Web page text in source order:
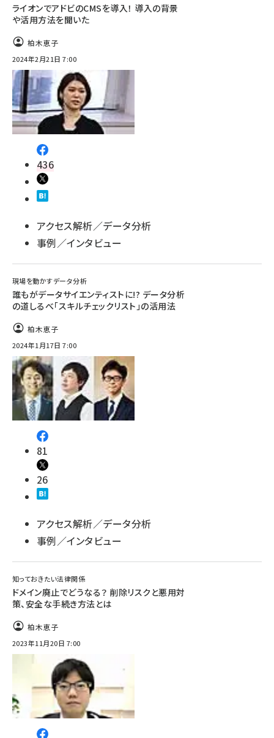
ライオンでアドビのCMSを導入！ 導入の背景
や活用方法を聞いた
柏木恵子
2024年2月21日 7:00
436
アクセス解析／データ分析
事例／インタビュー
現場を動かすデータ分析
誰もがデータサイエンティストに!? データ分析
の道しるべ「スキルチェックリスト」の活用法
柏木恵子
2024年1月17日 7:00
81
26
アクセス解析／データ分析
事例／インタビュー
知っておきたい法律関係
ドメイン廃止でどうなる？ 削除リスクと悪用対
策、安全な手続き方法とは
柏木恵子
2023年11月20日 7:00